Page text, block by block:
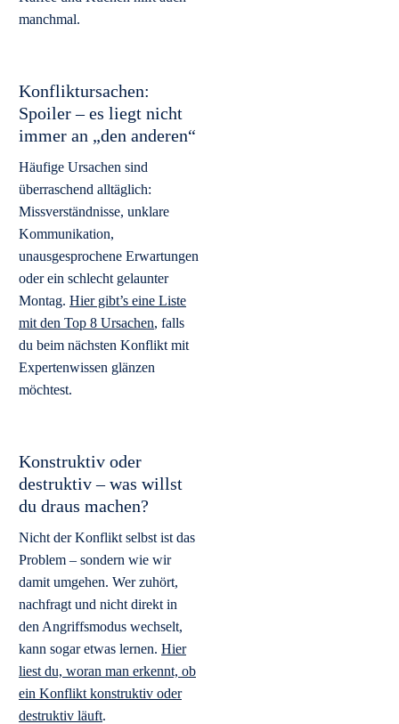
manchmal.
Konfliktursachen:
Spoiler – es liegt nicht
immer an „den anderen“
Häufige Ursachen sind
überraschend alltäglich:
Missverständnisse, unklare
Kommunikation,
unausgesprochene Erwartungen
oder ein schlecht gelaunter
Montag. Hier gibt’s eine Liste
mit den Top 8 Ursachen, falls
du beim nächsten Konflikt mit
Expertenwissen glänzen
möchtest.
Konstruktiv oder
destruktiv – was willst
du draus machen?
Nicht der Konflikt selbst ist das
Problem – sondern wie wir
damit umgehen. Wer zuhört,
nachfragt und nicht direkt in
den Angriffsmodus wechselt,
kann sogar etwas lernen. Hier
liest du, woran man erkennt, ob
ein Konflikt konstruktiv oder
destruktiv läuft.